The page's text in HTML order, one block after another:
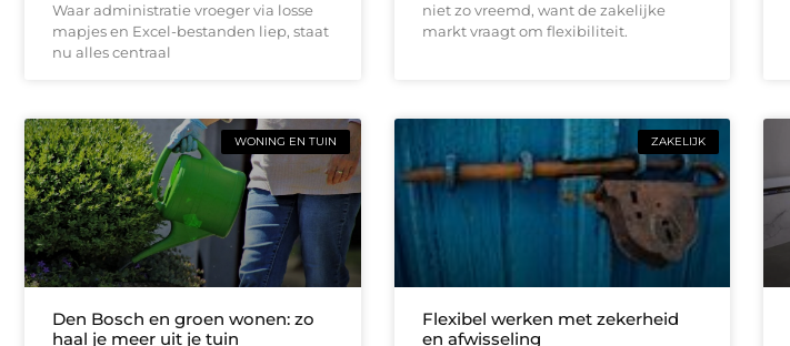
Waar administratie vroeger via losse
mapjes en Excel-bestanden liep, staat
nu alles centraal
niet zo vreemd, want de zakelijke
markt vraagt om flexibiliteit.
WONING EN TUIN
Den Bosch en groen wonen: zo
haal je meer uit je tuin
ZAKELIJK
Flexibel werken met zekerheid
en afwisseling